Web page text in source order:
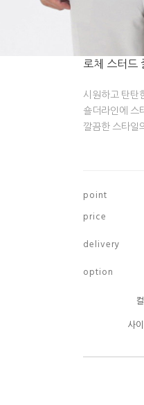
로체 스터드
시원하고 탄탄
숄더라인에 스
깔끔한 스타일
p o i n t
p r i c e
d e l i v e r y
o p t i o n
사